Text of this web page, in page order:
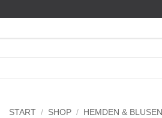
START / SHOP / HEMDEN & BLUSEN